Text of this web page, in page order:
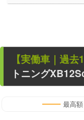
【実働車 ｜過去
トニング
最高額